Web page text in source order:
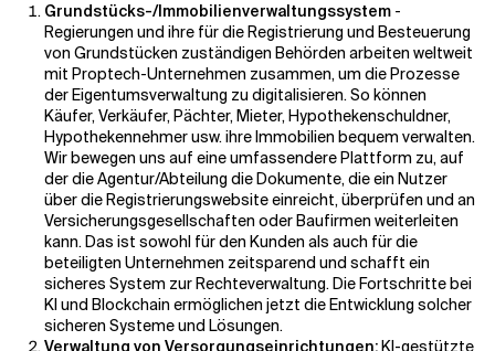
Grundstücks-/Immobilienverwaltungssystem -
Regierungen und ihre für die Registrierung und Besteuerung
von Grundstücken zuständigen Behörden arbeiten weltweit
mit Proptech-Unternehmen zusammen, um die Prozesse
der Eigentumsverwaltung zu digitalisieren. So können
Käufer, Verkäufer, Pächter, Mieter, Hypothekenschuldner,
Hypothekennehmer usw. ihre Immobilien bequem verwalten.
Wir bewegen uns auf eine umfassendere Plattform zu, auf
der die Agentur/Abteilung die Dokumente, die ein Nutzer
über die Registrierungswebsite einreicht, überprüfen und an
Versicherungsgesellschaften oder Baufirmen weiterleiten
kann. Das ist sowohl für den Kunden als auch für die
beteiligten Unternehmen zeitsparend und schafft ein
sicheres System zur Rechteverwaltung. Die Fortschritte bei
KI und Blockchain ermöglichen jetzt die Entwicklung solcher
sicheren Systeme und Lösungen.
Verwaltung von Versorgungseinrichtungen:KI-gestützte